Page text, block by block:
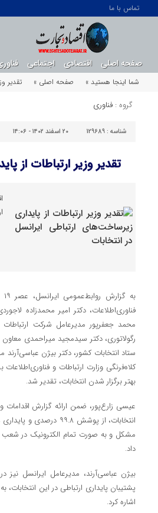
تماس با ما
صفحه اصلی اقتصادی اجتماعی
شما اینجا هستید »
صفحه اصلی » تقدیر
گروه : فناوری
شناسه : 129689 ۲۰ اسفند ۱۴۰۲ - ۱۴:۰۶
تقدیر وزیر ارتباطات از
فناوری‌اطلاعات، دکتر امیر محمدزاده
محمد جعفرپور مدیرعامل شرکت
رگولاتوری، دکتر سیدمجید میراحمدی
ستاد انتخابات کشور، دکتر بیژن
کلاه‌فرنگی وزارت ارتباطات و
بهتر برگزار شدن انتخابات، تقدیر شد.
عیسی زارع‌پور، ضمن ارائه گزارش اقدامات
مشکل و به صورت تمام الکترونیک در شعب
داد.
بیژن عباسی‌آرند، مدیرعامل ایرانسل نیز
اشاره کرد.